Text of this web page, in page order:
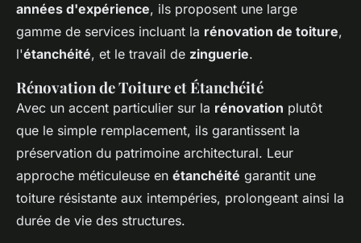
années d'expérience, ils proposent une large
gamme de services incluant la rénovation de toiture,
l'étanchéité, et le travail de zinguerie.
Rénovation de Toiture et Étanchéité
Avec un accent particulier sur la rénovation plutôt
que le simple remplacement, ils garantissent la
préservation du patrimoine architectural. Leur
approche méticuleuse en étanchéité garantit une
toiture résistante aux intempéries, prolongeant ainsi la
durée de vie des structures.